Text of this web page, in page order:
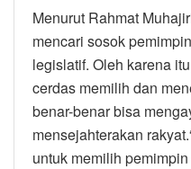
Menurut Rahmat
mencari sosok
legislatif. Oleh karena
cerdas memilih dan
benar-benar bisa
mensejahterakan
untuk memilih